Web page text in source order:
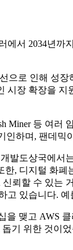
서 2034년
로 인해 성
장 확장을 지
Miner 등 여러
인하며, 팬데
도상국에
, 디지털 화
뢰할 수 있는
고 있습니다. 예
을 맺고
기 위한 것이